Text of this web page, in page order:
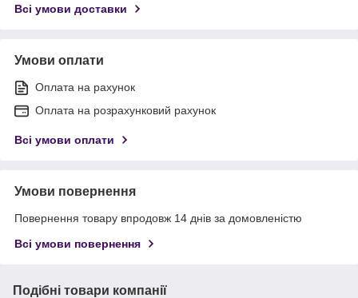
Всі умови доставки
Умови оплати
Оплата на рахунок
Оплата на розрахунковий рахунок
Всі умови оплати
Умови повернення
Повернення товару впродовж 14 днів за домовленістю
Всі умови повернення
Подібні товари компанії